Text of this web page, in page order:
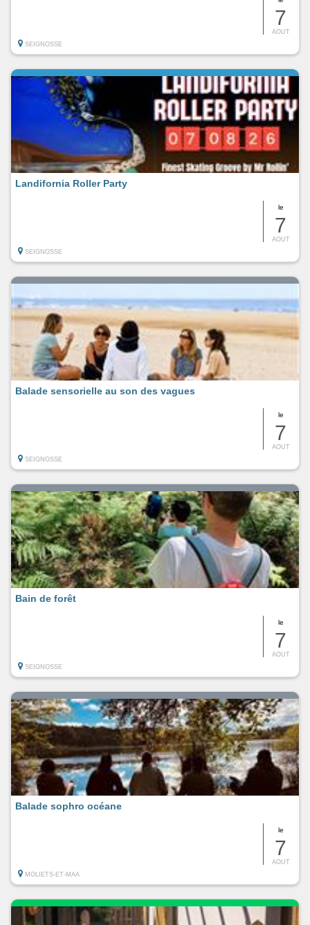
7
AOUT
SEIGNOSSE
le
7
AOUT
Landifornia Roller Party
SEIGNOSSE
le
7
AOUT
Balade sensorielle au son des vagues
SEIGNOSSE
le
7
AOUT
Bain de forêt
SEIGNOSSE
le
7
AOUT
Balade sophro océane
MOLIETS-ET-MAA